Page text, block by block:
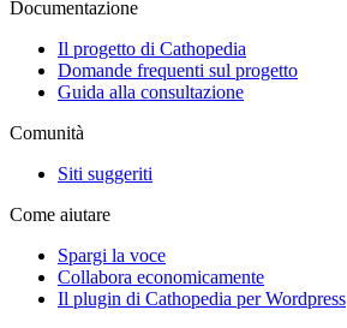
Documentazione
Il progetto di Cathopedia
Domande frequenti sul progetto
Guida alla consultazione
Comunità
Siti suggeriti
Come aiutare
Spargi la voce
Collabora economicamente
Il plugin di Cathopedia per Wordpress